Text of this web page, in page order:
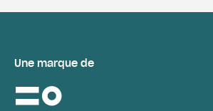
Une marque de